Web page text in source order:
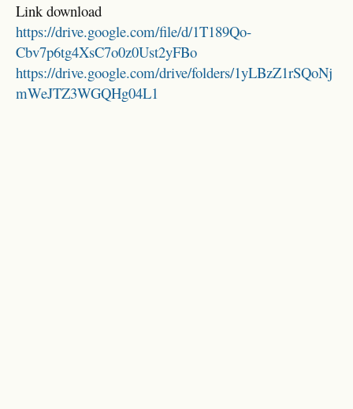
Link download
https://drive.google.com/file/d/1T189Qo-
Cbv7p6tg4XsC7o0z0Ust2yFBo
https://drive.google.com/drive/folders/1yLBzZ1rSQoNj
mWeJTZ3WGQHg04L1